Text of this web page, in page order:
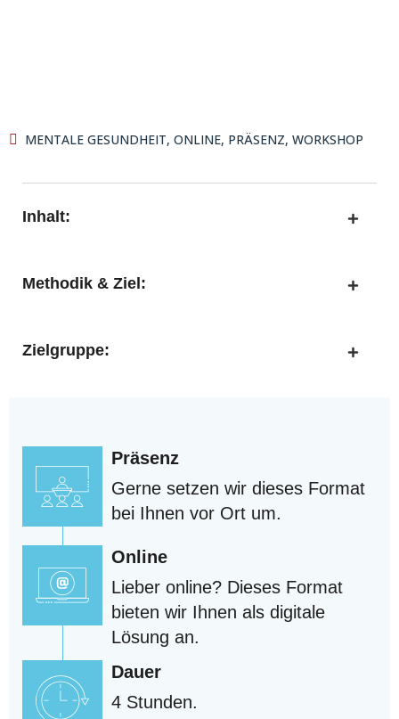
MENTALE GESUNDHEIT, ONLINE, PRÄSENZ, WORKSHOP
Inhalt:
Methodik & Ziel:
Zielgruppe:
Präsenz
Gerne setzen wir dieses Format
bei Ihnen vor Ort um.
Online
Lieber online? Dieses Format
bieten wir Ihnen als digitale
Lösung an.
Dauer
4 Stunden.